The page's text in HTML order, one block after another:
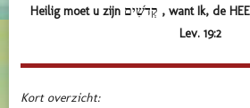
Heilig moet u zijn קְדֹשִׁים , want Ik, de
Lev. 19:2
Kort overzicht: